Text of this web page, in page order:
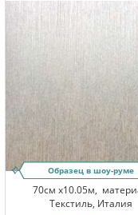
Образец в шоу-руме
70см x10.05м,
Текстиль, Италия